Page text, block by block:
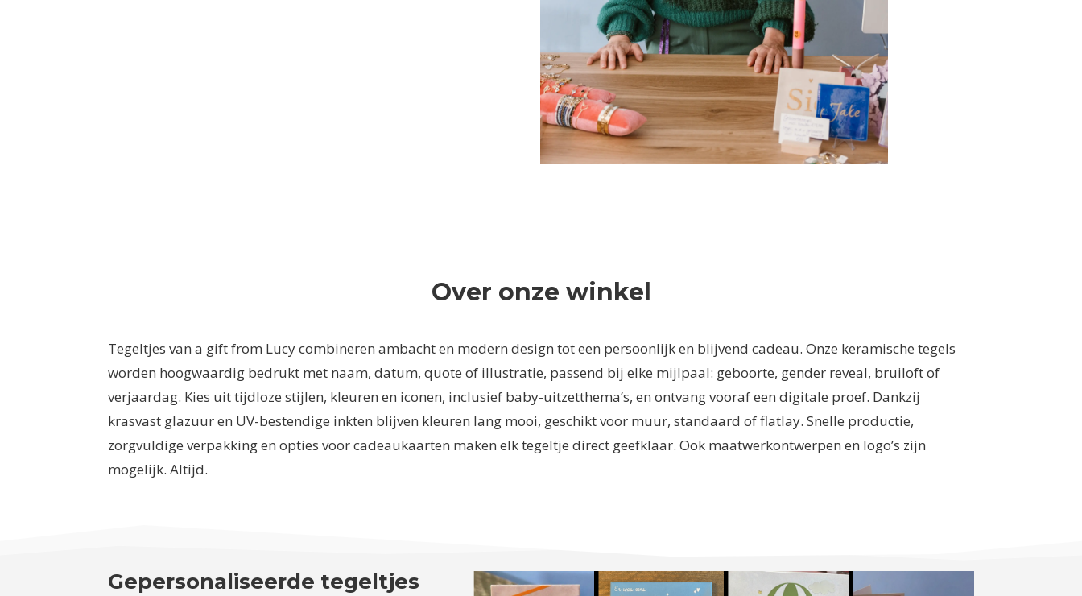
Over onze winkel
Tegeltjes van a gift from Lucy combineren ambacht en modern design tot een persoonlijk en blijvend cadeau. Onze keramische tegels
worden hoogwaardig bedrukt met naam, datum, quote of illustratie, passend bij elke mijlpaal: geboorte, gender reveal, bruiloft of
verjaardag. Kies uit tijdloze stijlen, kleuren en iconen, inclusief baby-uitzetthema’s, en ontvang vooraf een digitale proef. Dankzij
krasvast glazuur en UV-bestendige inkten blijven kleuren lang mooi, geschikt voor muur, standaard of flatlay. Snelle productie,
zorgvuldige verpakking en opties voor cadeaukaarten maken elk tegeltje direct geefklaar. Ook maatwerkontwerpen en logo’s zijn
mogelijk. Altijd.
Gepersonaliseerde tegeltjes